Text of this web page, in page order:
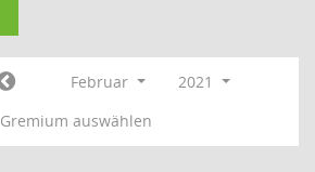
Februar
2021
Gremium auswählen